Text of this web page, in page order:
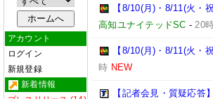
アカウント
ログイン
新規登録
新着情報
【8/10(月)・8/11(火・
高知ユナイテッドSC -20
【8/10(月)・8/11(火・
時 NEW
【記者会見・質疑応